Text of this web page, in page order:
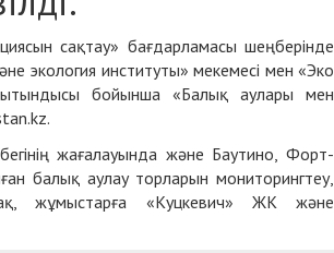
сақтау» бағдарламасы шеңберінде
экология институты» мекемесі мен «Эко
бойынша «Балық аулары мен
жағалауында және Баутино, Форт-
балық аулау торларын мониторингтеу,
жұмыстарға «Куцкевич» ЖК және